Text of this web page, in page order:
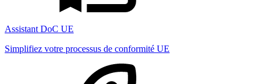
Assistant DoC UE
Simplifiez votre processus de conformité UE